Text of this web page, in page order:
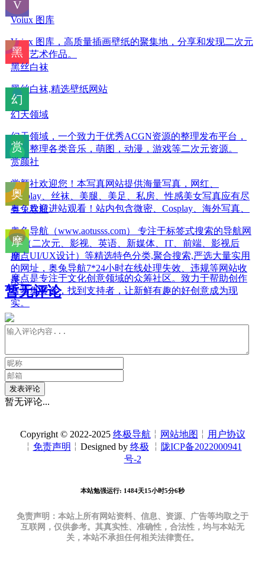
Voiux 图库
Voiux 图库，高质量插画壁纸的聚集地，分享和发现二次元
绘画艺术作品。
黑丝白袜
黑丝白袜,精选壁纸网站
幻天领域
幻天领域，一个致力于优秀ACGN资源的整理发布平台，
搜集整理各类音乐，萌图，动漫，游戏等二次元资源。
赏颜社
赏颜社欢迎您！本写真网站提供海量写真，网红、
Cosplay、丝袜、美腿、美足、私房、性感美女写真应有尽
有，欢迎进站观看！站内包含微密、Cosplay、海外写真、
奥兔导航
奥兔导航（www.aotusss.com） 专注于标签式搜索的导航网
站,（二次元、影视、英语、新媒体、IT、前端、影视后
期、UI/UX设计）等精选特色分类,聚合搜索,严选大量实用
的网址，奥兔导航7*24小时在线处理失效、违规等网站收
录。
摩点
摩点是专注于文化创意领域的众筹社区。致力于帮助创作
者募集资金，找到支持者，让新鲜有趣的好创意成为现
实。
暂无评论
发表评论
暂无评论...
Copyright © 2022-2025 终极导航 ╎ 网站地图 ╎ 用户协议
╎ 免责声明 ╎Designed by 终极 ╎ 陇ICP备2022000941
号-2
本站勉强运行: 1484天15小时5分7秒
免责声明：本站上所有网站资料、信息、资源、广告等均取之于
互联网，仅供参考。其真实性、准确性，合法性，均与本站无
关，本站不承担任何相关法律责任。